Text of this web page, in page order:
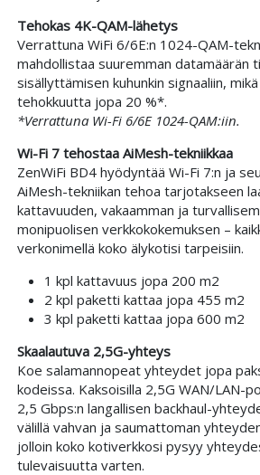
Tehokas 4K-QAM-lähetys
Verrattuna WiFi 6/6E:n 1024-QAM-
mahdollistaa suuremman datamäärän
sisällyttämisen kuhunkin signaaliin,
tehokkuutta jopa 20 %*.
*Verrattuna Wi-Fi 6/6E 1024-QAM:iin.
Wi-Fi 7 tehostaa AiMesh-tekniikkaa
ZenWiFi BD4 hyödyntää Wi-Fi 7:n ja
AiMesh-tekniikan tehoa tarjotakseen
kattavuuden, vakaamman ja
monipuolisen verkkokokemuksen –
verkonimellä koko älykotisi tarpeisiin.
1 kpl kattavuus jopa 200 m2
2 kpl paketti kattaa jopa 455 m2
3 kpl paketti kattaa jopa 600 m2
Skaalautuva 2,5G-yhteys
Koe salamannopeat yhteydet jopa
kodeissa. Kaksoisilla 2,5G WAN/LAN-
2,5 Gbps:n langallisen backhaul-
välillä vahvan ja saumattoman
jolloin koko kotiverkkosi pysyy
tulevaisuutta varten.